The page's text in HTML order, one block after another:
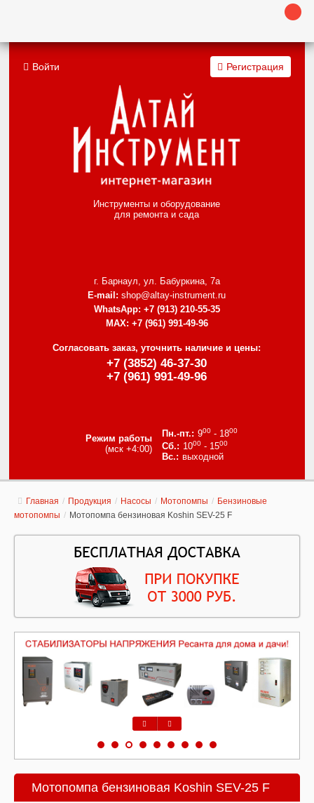
Инструменты и оборудование
для ремонта и сада
г. Барнаул, ул. Бабуркина, 7а
E-mail: shop@altay-instrument.ru
WhatsApp: +7 (913) 210-55-35
MAX: +7 (961) 991-49-96
Согласовать заказ, уточнить наличие и цены:
+7 (3852) 46-37-30
+7 (961) 991-49-96
Режим работы
(мск +4:00)
900- 1800
1000- 1500
выходной
Войти Регистрация
Главная / Продукция / Насосы / Мотопомпы / Бензиновые
мотопомпы / Мотопомпа бензиновая Koshin SEV-25 F
Мотопомпа бензиновая Koshin SEV-25 F